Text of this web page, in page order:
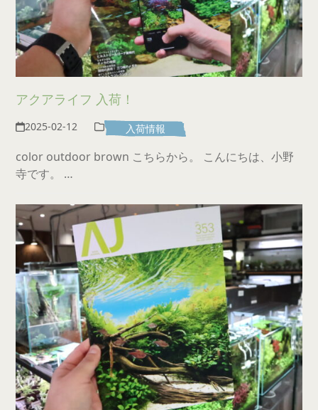
アクアライフ 入荷！
2025-02-12 入荷情報
color outdoor brown こちらから。 こんにちは、小野
寺です。 …